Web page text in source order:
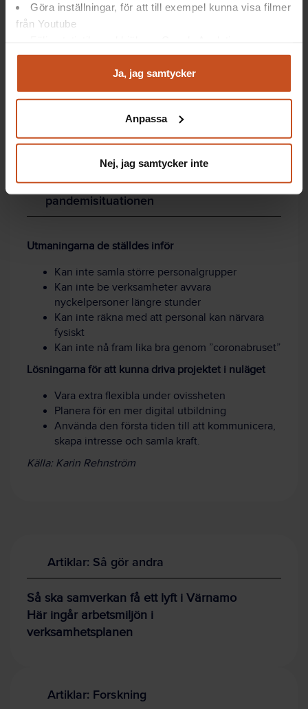
Göra inställningar, för att till exempel kunna visa filmer
från Youtube
Analysera trafik för att kunna visa riktad information
Du kan när som helst återta ditt godkännande genom att
integritet@suntarbetsliv.se.
Ja, jag samtycker
Anpassa
Nej, jag samtycker inte
Ett projekt där Svenljunga och Tranemo kommuner
kompetensförsörjning.
Pågår i två år med start 2020.
Ingår i ESF-projektetPR-Hälsa i hållbart
samordningsförbund.
Så anpassas MedKänsla till
pandemisituationen
Utmaningarna de ställdes inför
Kan inte samla större personalgrupper
Kan inte be verksamheter avvara
nyckelpersoner längre stunder
Kan inte räkna med att personal kan närvara
fysiskt
Kan inte nå fram lika bra genom ”coronabruset”
Lösningarna för att kunna driva projektet i nuläget
Vara extra flexibla under ovissheten
Planera för en mer digital utbildning
Använda den första tiden till att kommunicera,
skapa intresse och samla kraft.
Källa: Karin Rehnström
Artiklar: Så gör andra
Så ska samverkan få ett lyft i Värnamo
Här ingår arbetsmiljön i
verksamhetsplanen
Artiklar: Forskning